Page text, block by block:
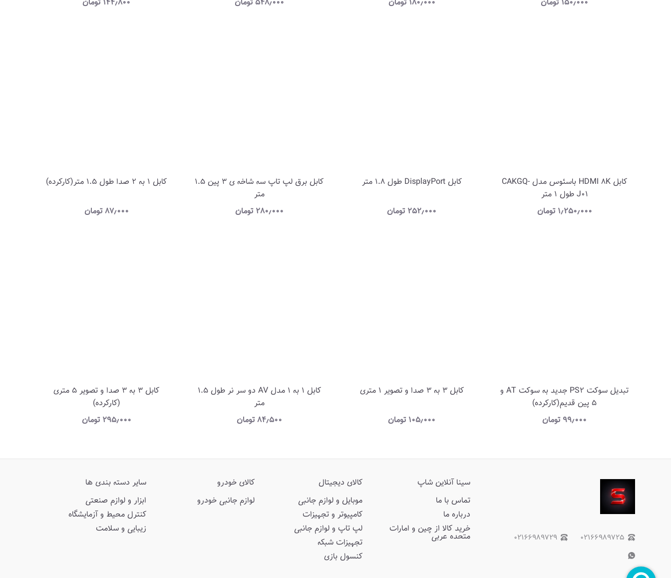
۱۵۰٫۰۰۰ تومان ۱۸۰٫۰۰۰ تومان
۵۴۸٫۰۰۰ تومان ۱۴۴٫۸۰۰ تومان
کابل HDMI 8K باسئوس مدل CAKGQ-
J01 طول 1 متر
۱٫۲۵۰٫۰۰۰ تومان
کابل DisplayPort طول 1.8 متر
۲۵۲٫۰۰۰ تومان
کابل برق لپ تاپ سه شاخه ی 3 پین 1.5
متر
۲۸۰٫۰۰۰ تومان
کابل 1 به 2 صدا طول 1.5 متر(کارکرده)
۸۷٫۰۰۰ تومان
تبدیل سوکت PS2 جدید به سوکت AT و
5 پین قدیم(کارکرده)
۹۹٫۰۰۰ تومان
کابل 3 به 3 صدا و تصویر 1 متری
۱۰۵٫۰۰۰ تومان
کابل 1 به 1 مدل AV دو سر نر طول 1.5
متر
۸۴٫۵۰۰ تومان
کابل 3 به 3 صدا و تصویر 5 متری
(کارکرده)
۲۹۵٫۰۰۰ تومان
۰۲۱۶۶۹۸۹۷۲۵ ۰۲۱۶۶۹۸۹۷۲۹
سینا آنلاین شاپ
تماس با ما
درباره ما
خرید کالا از چین و امارات
متحده عربی
کالای دیجیتال
موبایل و لوازم جانبی
کامپیوتر و تجهیزات
لپ تاپ و لوازم جانبی
تجهیزات شبکه
کنسول بازی
کالای خودرو
لوازم جانبی خودرو
سایر دسته بندی ها
ابزار و لوازم صنعتی
کنترل محیط و آزمایشگاه
زیبایی و سلامت